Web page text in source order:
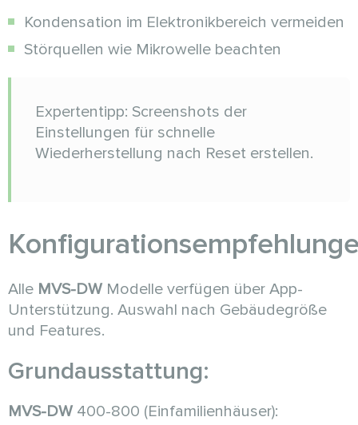
Kondensation im Elektronikbereich vermeiden
Störquellen wie Mikrowelle beachten
Expertentipp: Screenshots der
Einstellungen für schnelle
Wiederherstellung nach Reset erstellen.
Alle MVS-DW Modelle verfügen über App-
Unterstützung. Auswahl nach Gebäudegröße
und Features.
Grundausstattung:
MVS-DW 400-800 (Einfamilienhäuser):